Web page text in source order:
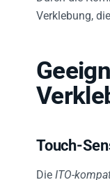
Verklebung,
Touch-
Die ITO-